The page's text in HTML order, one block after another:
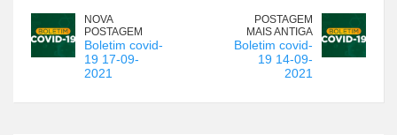
NOVA
POSTAGEM
Boletim covid-
19 17-09-
2021
POSTAGEM
MAIS ANTIGA
Boletim covid-
19 14-09-
2021